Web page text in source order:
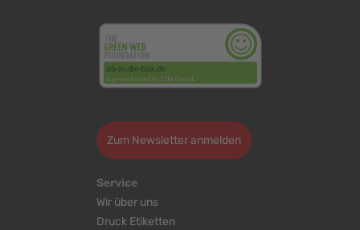
Zum Newsletter anmelden
Service
Wir über uns
Druck Etiketten